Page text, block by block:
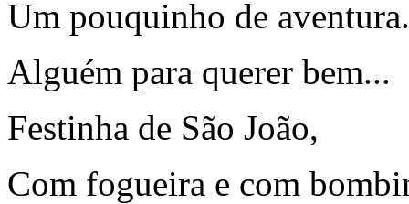
Um pouquinho de
Alguém para querer bem...
Festinha de São João,
Com fogueira e com